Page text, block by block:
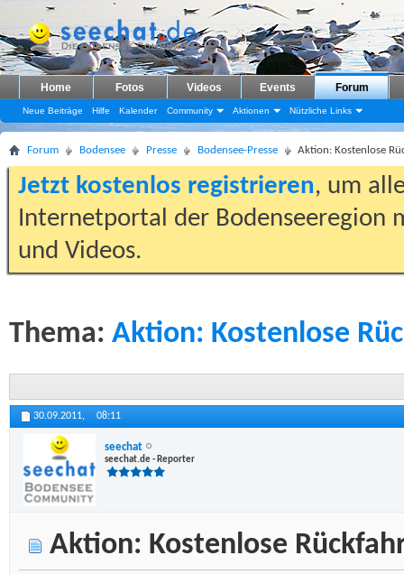
Home Fotos Videos Events Forum
Neue Beiträge Hilfe Kalender Community Aktionen Nützliche Links
Forum Bodensee Presse Bodensee-Presse Aktion: Kostenlose
Jetzt kostenlos registrieren, um
Internetportal der Bodenseeregion
und Videos.
Thema: Aktion: Kostenlose
30.09.2011, 08:11
seechat
seechat.de - Reporter
Aktion: Kostenlose